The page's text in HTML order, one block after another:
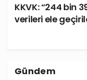
KKVK: “244 bin
verileri ele
Gündem